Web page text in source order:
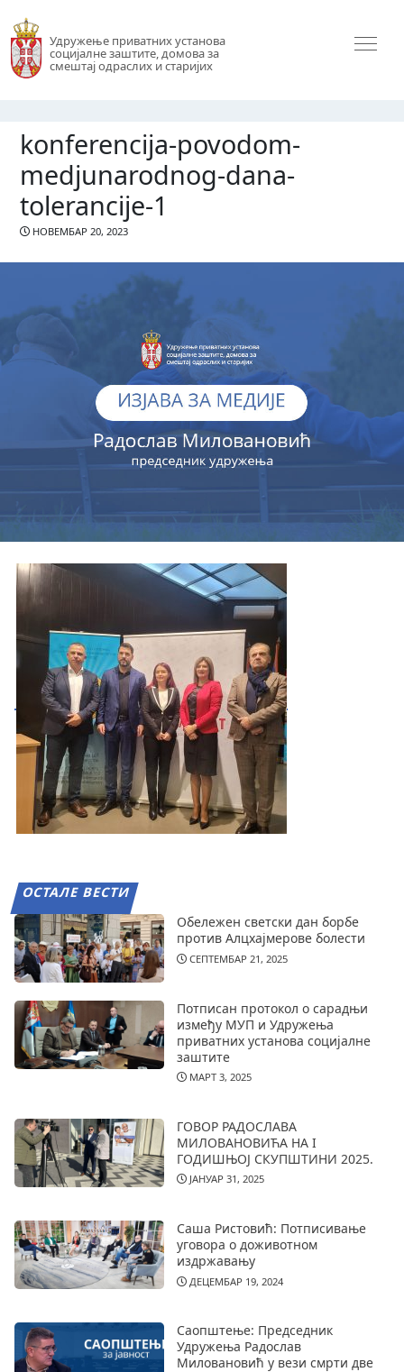
Удружење приватних установа
социјалне заштите, домова за
смештај одраслих и старијих
konferencija-povodom-
medjunarodnog-dana-
tolerancije-1
НОВЕМБАР 20, 2023
ОСТАЛЕ ВЕСТИ
Обележен светски дан борбе
против Алцхајмерове болести
СЕПТЕМБАР 21, 2025
Потписан протокол о сарадњи
између МУП и Удружења
приватних установа социјалне
заштите
МАРТ 3, 2025
ГОВОР РАДОСЛАВА
МИЛОВАНОВИЋА НА I
ГОДИШЊОЈ СКУПШТИНИ 2025.
ЈАНУАР 31, 2025
Саша Ристовић: Потписивање
уговора о доживотном
издржавању
ДЕЦЕМБАР 19, 2024
Саопштење: Председник
Удружења Радослав
Миловановић у вези смрти две